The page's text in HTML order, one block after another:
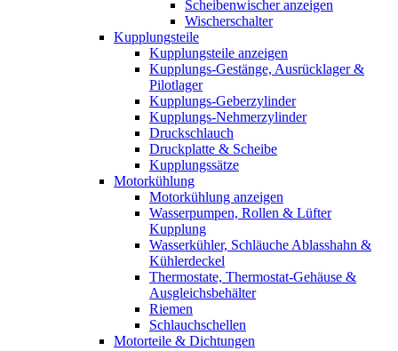
Scheibenwischer anzeigen
Wischerschalter
Kupplungsteile
Kupplungsteile anzeigen
Kupplungs-Gestänge, Ausrücklager &
Pilotlager
Kupplungs-Geberzylinder
Kupplungs-Nehmerzylinder
Druckschlauch
Druckplatte & Scheibe
Kupplungssätze
Motorkühlung
Motorkühlung anzeigen
Wasserpumpen, Rollen & Lüfter
Kupplung
Wasserkühler, Schläuche Ablasshahn &
Kühlerdeckel
Thermostate, Thermostat-Gehäuse &
Ausgleichsbehälter
Riemen
Schlauchschellen
Motorteile & Dichtungen